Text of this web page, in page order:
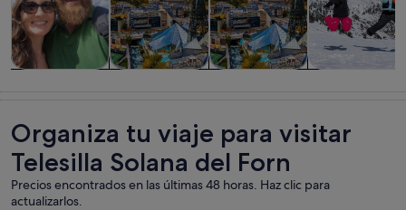
Organiza tu viaje para visitar
Telesilla Solana del Forn
Precios encontrados en las últimas 48 horas. Haz clic para
actualizarlos.